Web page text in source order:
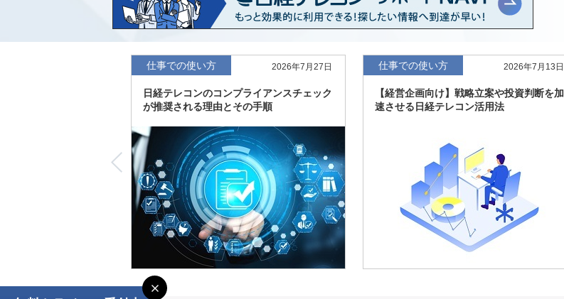
7月8日
「東洋経済海外進出企業情報」の2026年版、約3万6千社を
収録
7月8日
「東洋経済外資系企業情報」の2026年版、約3,100社を収録
7月7日
「日経POS情報マーケットレポート」の最新版、10～3月実
績の市場動向を速報
「東洋経済会社四季報」2026年夏号に更新、新たに2027年
度の予想を実施
仕事での使い方 2026年7月27日
日経テレコンのコンプライアンスチェック
が推奨される理由とその手順
仕事での使い方 2026年7月13日
【経営企画向け】戦略立案や投資判断を加
速させる日経テレコン活用法